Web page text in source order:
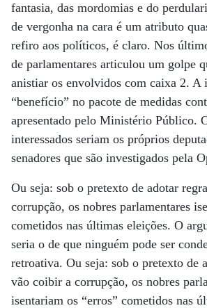
fantasia, das mordomias e do
de vergonha na cara é um atributo
refiro aos políticos, é claro. Nos
de parlamentares articulou um golpe
anistiar os envolvidos com caixa 2. A
“benefício” no pacote de medidas
apresentado pelo Ministério Público.
interessados seriam os próprios
senadores que são investigados pela
Ou seja: sob o pretexto de adotar
corrupção, os nobres parlamentares
cometidos nas últimas eleições. O
seria o de que ninguém pode ser
retroativa. Ou seja: sob o pretexto de
vão coibir a corrupção, os nobres
isentariam os “erros” cometidos nas